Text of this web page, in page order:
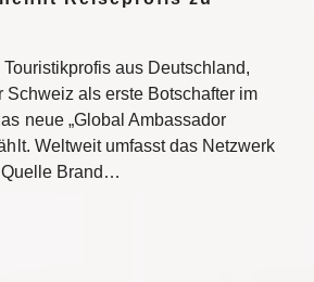
aus Deutschland,
Schweiz als erste Botschafter im
neue „Global Ambassador
Weltweit umfasst das Netzwerk
Brand…